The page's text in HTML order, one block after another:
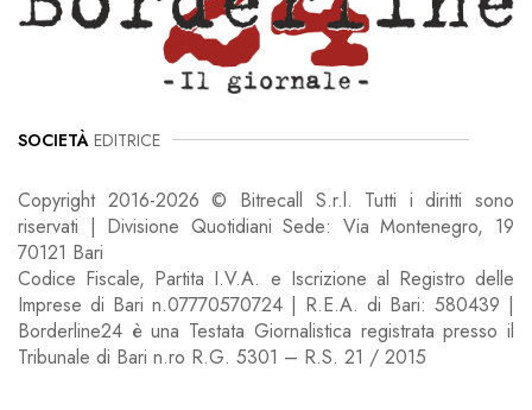
SOCIETÀ EDITRICE
Copyright 2016-2026 © Bitrecall S.r.l. Tutti i diritti sono
riservati | Divisione Quotidiani Sede: Via Montenegro, 19
70121 Bari
Codice Fiscale, Partita I.V.A. e Iscrizione al Registro delle
Imprese di Bari n.07770570724 | R.E.A. di Bari: 580439 |
Borderline24 è una Testata Giornalistica registrata presso il
Tribunale di Bari n.ro R.G. 5301 – R.S. 21 / 2015